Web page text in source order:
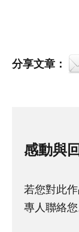
分享文章：
感動與
若您對此
專人聯絡您